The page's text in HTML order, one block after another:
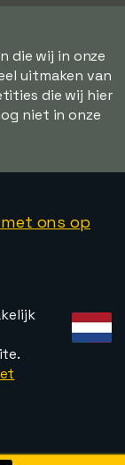
die wij in onze
uitmaken van
die wij hier
niet in onze
ons op